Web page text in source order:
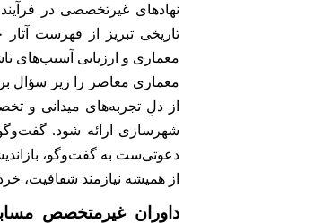
نهادهای غیرتخصصی در
تاریخی تبریز از فهرست آثار
معماری و ارزیابی آسیب‌های
معماری معاصر را زیر سؤال
از دلِ تجربه‌های میدانی و
شهرسازی ارائه شود.
دعوتی‌ست به گفت‌وگو،
از همیشه نیازمند شفافیت،
داوران غیرمتخصص